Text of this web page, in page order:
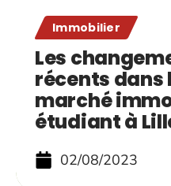
Immobilier
Les
récents dans
marché
étudiant à
02/08/2023